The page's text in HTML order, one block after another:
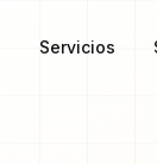
Servicios